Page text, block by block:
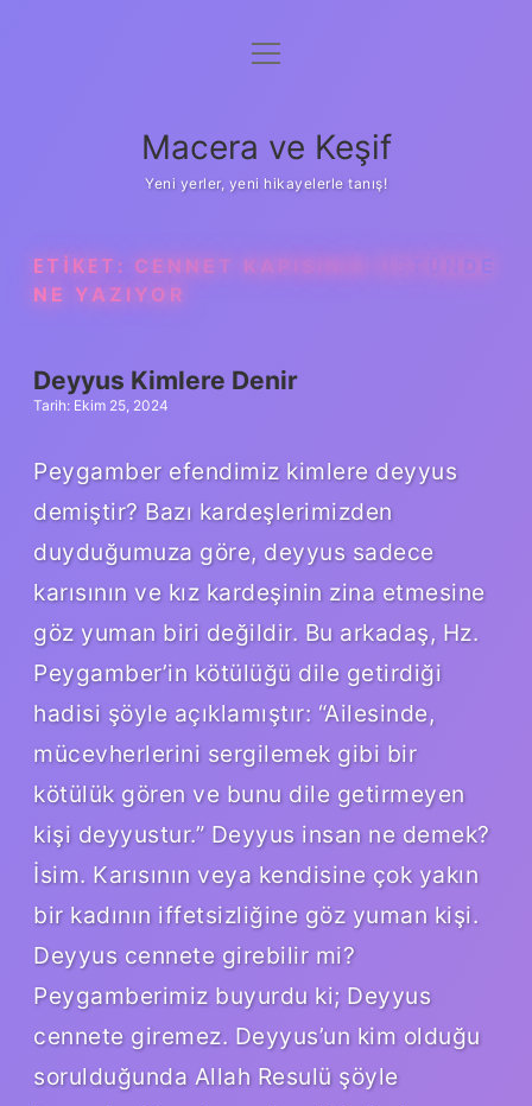
Anasayfa
Yasal Uyarı
menüyü
Macera ve Keşif
Yeni yerler, yeni hikayelerle tanış!
ETIKET: CENNET KAPISININ ÜSTÜNDE
NE YAZIYOR
Deyyus Kimlere Denir
Tarih: Ekim 25, 2024
Peygamber efendimiz kimlere deyyus
demiştir? Bazı kardeşlerimizden
duyduğumuza göre, deyyus sadece
karısının ve kız kardeşinin zina etmesine
göz yuman biri değildir. Bu arkadaş, Hz.
Peygamber’in kötülüğü dile getirdiği
hadisi şöyle açıklamıştır: “Ailesinde,
mücevherlerini sergilemek gibi bir
kötülük gören ve bunu dile getirmeyen
kişi deyyustur.” Deyyus insan ne demek?
İsim. Karısının veya kendisine çok yakın
bir kadının iffetsizliğine göz yuman kişi.
Deyyus cennete girebilir mi?
Peygamberimiz buyurdu ki; Deyyus
cennete giremez. Deyyus’un kim olduğu
sorulduğunda Allah Resulü şöyle